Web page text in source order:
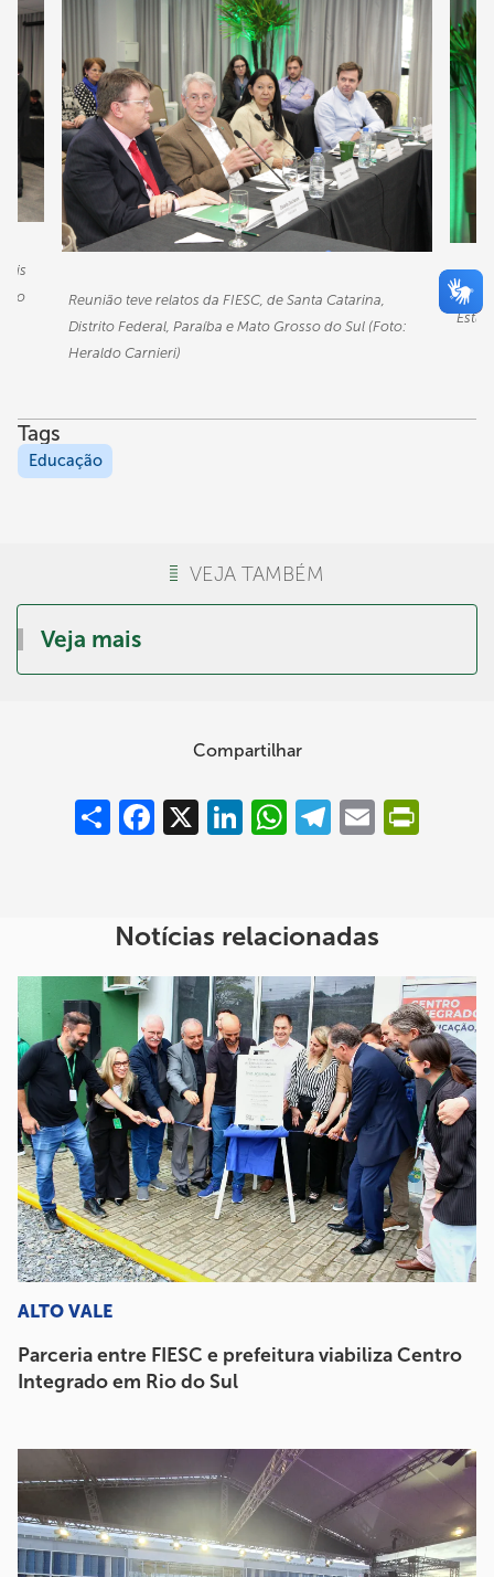
o
Reunião teve relatos da FIESC, de Santa Catarina,
Distrito Federal, Paraíba e Mato Grosso do Sul (Foto:
Heraldo Carnieri)
Tags
Educação
VEJA TAMBÉM
Veja mais
Compartilhar
Compartilhar
Facebook
X LinkedInWhatsAppTelegram
Email
Notícias relacionadas
ALTO VALE
Parceria entre FIESC e prefeitura viabiliza Centro
Integrado em Rio do Sul